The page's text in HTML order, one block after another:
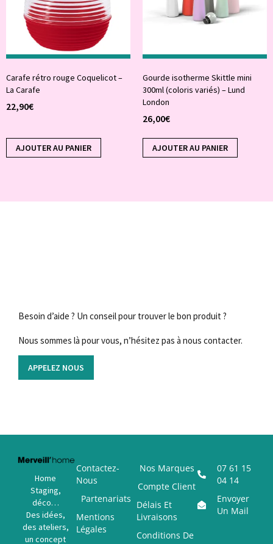
Carafe rétro rouge Coquelicot –
La Carafe
22,90€
AJOUTER AU PANIER
Gourde isotherme Skittle mini
300ml (coloris variés) – Lund
London
26,00€
AJOUTER AU PANIER
Besoin d’aide ? Un conseil pour trouver le bon produit ?
Nous sommes là pour vous, n’hésitez pas à nous contacter.
APPELEZ NOUS
Home
Staging,
déco…
Des idées,
des ateliers,
un concept
Contactez-
Nous
Partenariats
Mentions
Légales
Nos Marques
Compte Client
Délais Et
Livraisons
Conditions De
07 61 15
04 14
Envoyer
Un Mail